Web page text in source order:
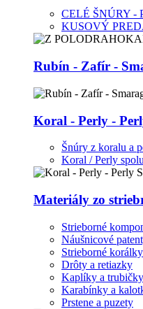
CELÉ ŠNÚRY -
KUSOVÝ
Rubín - Zafír -
Koral - Perly -
Šnúry z koralu a
Koral / Perly spolu
Materiály zo
Strieborné
Náušnicové
Strieborné korálky
Drôty a retiazky
Kaplíky a trubičky
Karabínky a
Prstene a puzety